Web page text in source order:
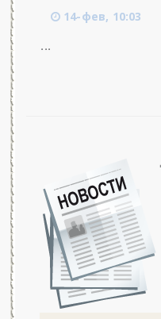
14-фев, 10:03
...